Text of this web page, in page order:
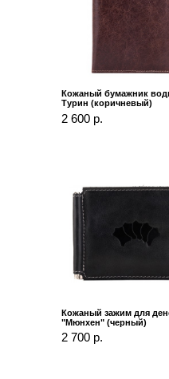
Кожаный бумажник
Турин (коричневый)
2 600 р.
Кожаный зажим для
"Мюнхен" (черный)
2 700 р.